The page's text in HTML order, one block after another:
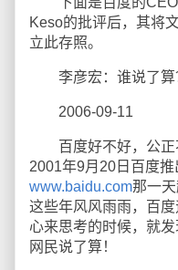
Keso的批评后，其将
立此存照。
李彦宏：谁说了算
2006-09-11
百度好不好，公正
2001年9月20日百度
www.baidu.com那一
这些年风风雨雨，百
心来思考的时候，就
网民说了算！